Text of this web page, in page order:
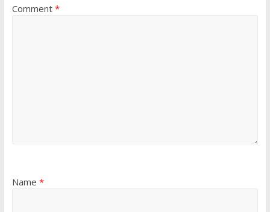
Comment *
Name *